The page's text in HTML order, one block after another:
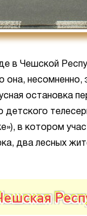
в Чешской
она, несомненно,
остановка
в котором
два лесных